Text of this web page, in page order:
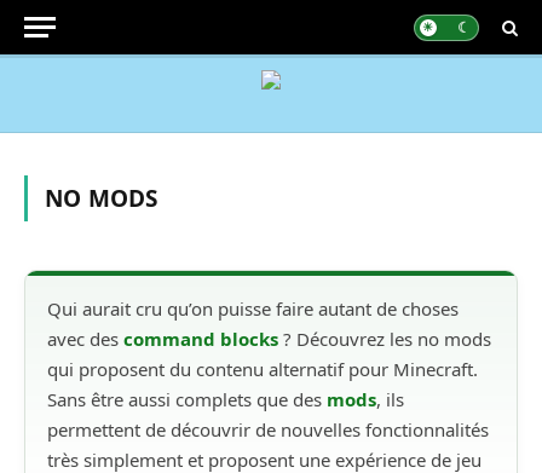
NO MODS
Qui aurait cru qu’on puisse faire autant de choses
avec des command blocks ? Découvrez les no mods
qui proposent du contenu alternatif pour Minecraft.
Sans être aussi complets que des mods, ils
permettent de découvrir de nouvelles fonctionnalités
très simplement et proposent une expérience de jeu